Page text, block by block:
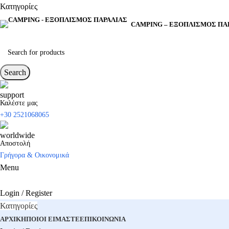
Κατηγορίες
CAMPING – ΕΞΟΠΛΙΣΜΌΣ
Search
Καλέστε μας
+30 2521068065
Αποστολή
Γρήγορα & Οικονομικά
Menu
Login / Register
Κατηγορίες
ΑΡΧΙΚΉΠΟΙΟΊ ΕΊΜΑΣΤΕΕΠΙΚΟΙΝΩΝΊΑ